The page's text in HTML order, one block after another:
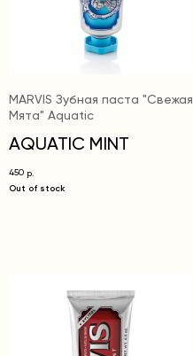
MARVIS Зубная паста "Cвежая
Мята" Aquatic
AQUATIC MINT
450 р.
Out of stock